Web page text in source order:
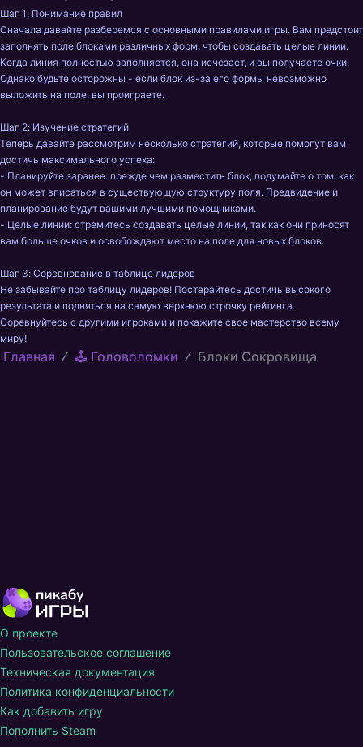
Шаг 1: Понимание правил
Сначала давайте разберемся с основными правилами игры. Вам предстоит
заполнять поле блоками различных форм, чтобы создавать целые линии.
Когда линия полностью заполняется, она исчезает, и вы получаете очки.
Однако будьте осторожны - если блок из-за его формы невозможно
выложить на поле, вы проиграете.
Шаг 2: Изучение стратегий
Теперь давайте рассмотрим несколько стратегий, которые помогут вам
достичь максимального успеха:
- Планируйте заранее: прежде чем разместить блок, подумайте о том, как
он может вписаться в существующую структуру поля. Предвидение и
планирование будут вашими лучшими помощниками.
- Целые линии: стремитесь создавать целые линии, так как они приносят
вам больше очков и освобождают место на поле для новых блоков.
Шаг 3: Соревнование в таблице лидеров
Не забывайте про таблицу лидеров! Постарайтесь достичь высокого
результата и подняться на самую верхнюю строчку рейтинга.
Соревнуйтесь с другими игроками и покажите свое мастерство всему
миру!
Главная 🕹️ Головоломки Блоки Сокровища
О проекте
Пользовательское соглашение
Техническая документация
Политика конфиденциальности
Как добавить игру
Пополнить Steam